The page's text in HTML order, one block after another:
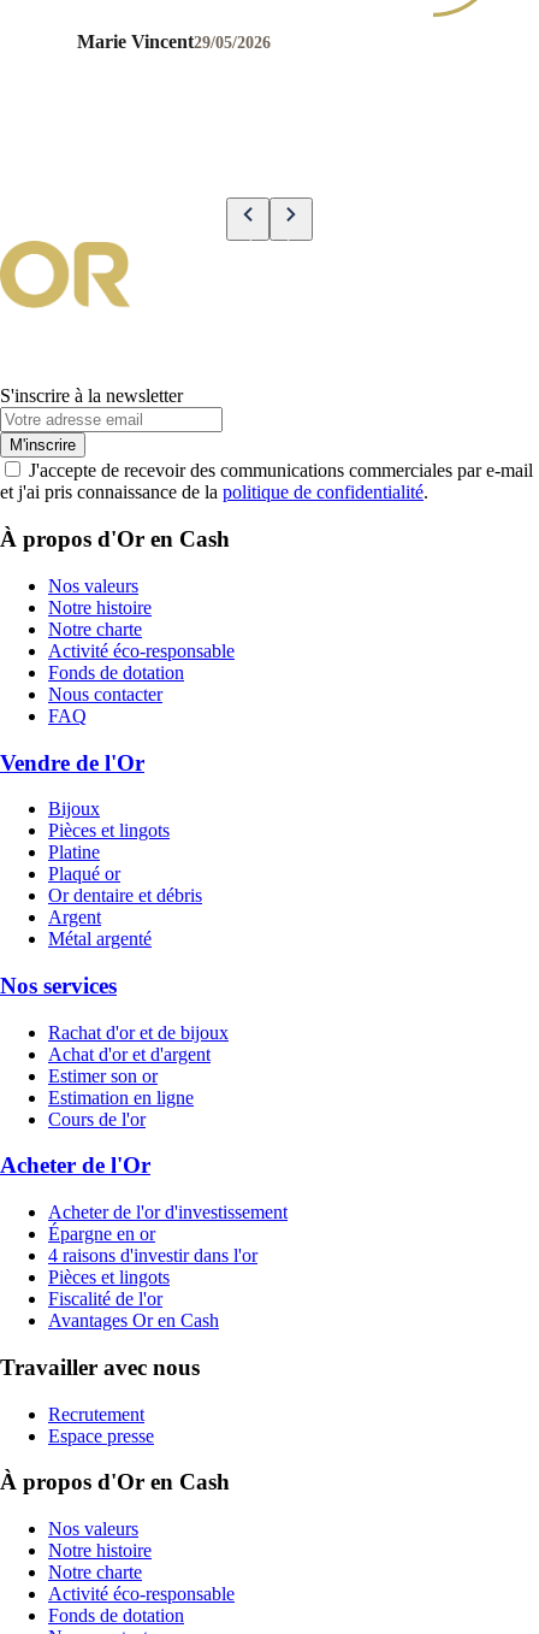
Marie Vincent29/05/2026
S'inscrire à la newsletter
M'inscrire
J'accepte de recevoir des communications commerciales par e-mail
et j'ai pris connaissance de la politique de confidentialité.
À propos d'Or en Cash
Nos valeurs
Notre histoire
Notre charte
Activité éco-responsable
Fonds de dotation
Nous contacter
FAQ
Vendre de l'Or
Bijoux
Pièces et lingots
Platine
Plaqué or
Or dentaire et débris
Argent
Métal argenté
Nos services
Rachat d'or et de bijoux
Achat d'or et d'argent
Estimer son or
Estimation en ligne
Cours de l'or
Acheter de l'Or
Acheter de l'or d'investissement
Épargne en or
4 raisons d'investir dans l'or
Pièces et lingots
Fiscalité de l'or
Avantages Or en Cash
Travailler avec nous
Recrutement
Espace presse
À propos d'Or en Cash
Nos valeurs
Notre histoire
Notre charte
Activité éco-responsable
Fonds de dotation